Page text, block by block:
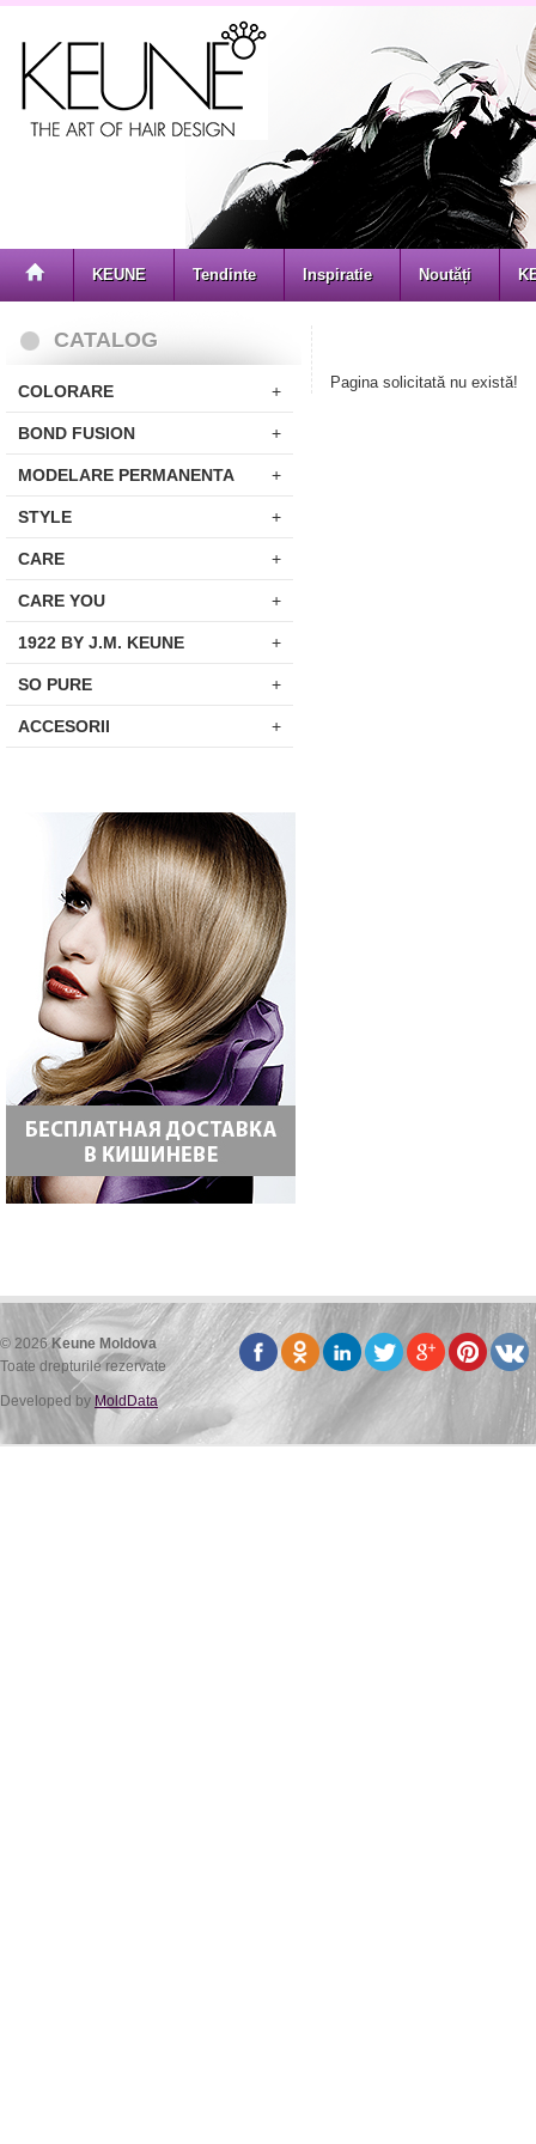
KEUNE Tendinte Inspiratie Noutăți
CATALOG
COLORARE +
BOND FUSION +
MODELARE PERMANENTA +
STYLE +
CARE +
CARE YOU +
1922 BY J.M. KEUNE +
SO PURE +
ACCESORII +
Pagina solicitată nu există!
© 2026Keune Moldova
Toate drepturile rezervate
Developed by MoldData